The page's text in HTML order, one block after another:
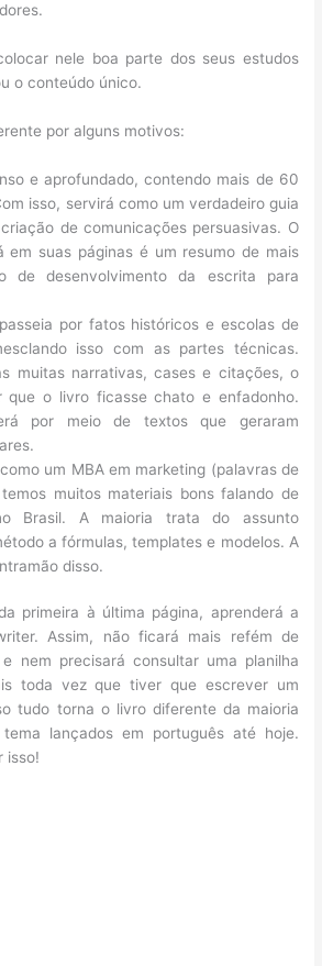
nele boa parte dos seus estudos
o conteúdo único.
por alguns motivos:
e aprofundado, contendo mais de 60
isso, servirá como um verdadeiro guia
de comunicações persuasivas. O
em suas páginas é um resumo de mais
de desenvolvimento da escrita para
por fatos históricos e escolas de
isso com as partes técnicas.
muitas narrativas, cases e citações, o
que o livro ficasse chato e enfadonho.
por meio de textos que geraram
um MBA em marketing (palavras de
muitos materiais bons falando de
Brasil. A maioria trata do assunto
a fórmulas, templates e modelos. A
disso.
primeira à última página, aprenderá a
Assim, não ficará mais refém de
nem precisará consultar uma planilha
toda vez que tiver que escrever um
tudo torna o livro diferente da maioria
lançados em português até hoje.
isso!